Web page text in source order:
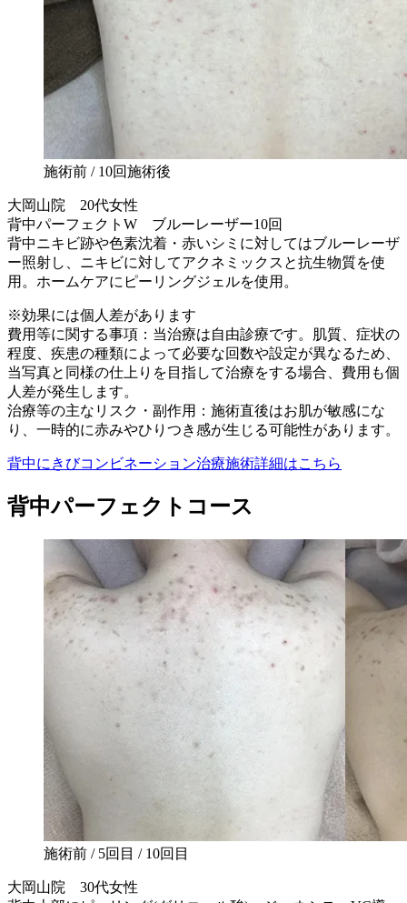
施術前 / 10回施術後
大岡山院 20代女性
背中パーフェクトW ブルーレーザー10回
背中ニキビ跡や色素沈着・赤いシミに対してはブルーレーザ
ー照射し、ニキビに対してアクネミックスと抗生物質を使
用。ホームケアにピーリングジェルを使用。
※効果には個人差があります
費用等に関する事項：当治療は自由診療です。肌質、症状の
程度、疾患の種類によって必要な回数や設定が異なるため、
当写真と同様の仕上りを目指して治療をする場合、費用も個
人差が発生します。
治療等の主なリスク・副作用：施術直後はお肌が敏感にな
り、一時的に赤みやひりつき感が生じる可能性があります。
背中にきびコンビネーション治療施術詳細はこちら
背中パーフェクトコース
施術前 / 5回目 / 10回目
大岡山院 30代女性